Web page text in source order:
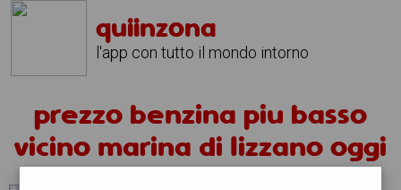
quiinzona
l'app con tutto il mondo intorno
prezzo benzina piu basso
vicino marina di lizzano oggi